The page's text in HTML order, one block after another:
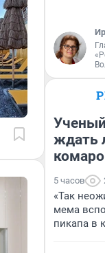
ждать
5 часов
«Так
мема
пикапа в